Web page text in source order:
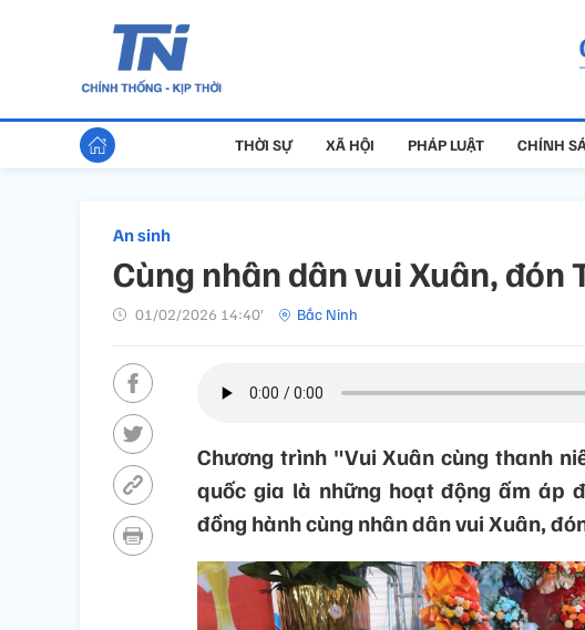
THỜI SỰ XÃ HỘI PHÁP LUẬT CHÍNH
An sinh
Cùng nhân dân vui Xuân, đón
01/02/2026 14:40’ Bắc Ninh
Chương trình "Vui Xuân cùng thanh
quốc gia là những hoạt động ấm áp
đồng hành cùng nhân dân vui Xuân,